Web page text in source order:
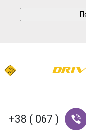
+38 ( 067 )